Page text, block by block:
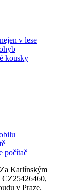
v lese
kousky
počítač
Karlínským
CZ25426460,
v Praze.